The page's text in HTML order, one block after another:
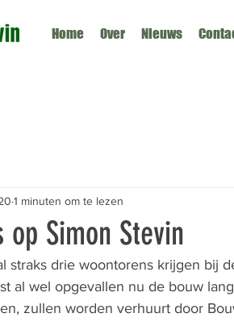
Home Over Nieuws
Simon Stevin
1 minuten om te lezen
straks drie woontorens krijgen bij
al wel opgevallen nu de bouw
zullen worden verhuurt door